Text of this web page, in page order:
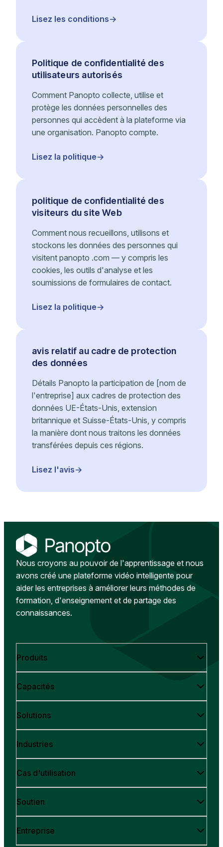
Lisez les conditions
Politique de confidentialité des
utilisateurs autorisés
Comment Panopto collecte, utilise et
protège les données personnelles des
personnes qui accèdent à la plateforme via
une organisation. Panopto compte.
Lisez la politique
politique de confidentialité des
visiteurs du site Web
Comment nous recueillons, utilisons et
stockons les données des personnes qui
visitent panopto .com — y compris les
cookies, les outils d'analyse et les
soumissions de formulaires de contact.
Lisez la politique
avis relatif au cadre de protection
des données
Détails Panopto la participation de [nom de
l'entreprise] aux cadres de protection des
données UE-États-Unis, extension
britannique et Suisse-États-Unis, y compris
la manière dont nous traitons les données
transférées depuis ces régions.
Lisez l'avis
Nous croyons au pouvoir de l'apprentissage et nous
avons créé une plateforme vidéo intelligente pour
aider les entreprises à améliorer leurs méthodes de
formation, d'enseignement et de partage des
connaissances.
Produits
Capacités
Solutions
Industries
Cas d'utilisation
Soutien
Entreprise